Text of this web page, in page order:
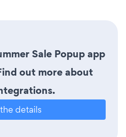
Sale Popup app
out more about
details